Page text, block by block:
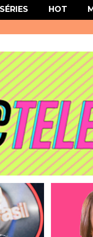
type='text/css'/>
SÉRIES HOT